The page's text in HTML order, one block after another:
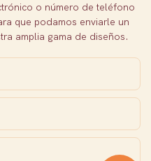
o número de teléfono
que podamos enviarle un
amplia gama de diseños.